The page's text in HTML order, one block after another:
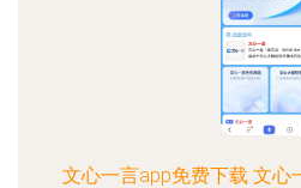
文心一言app免费下载 文心